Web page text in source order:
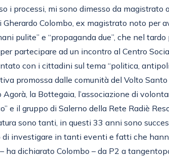
i processi, mi sono dimesso da magistrato
Gherardo Colombo, ex magistrato noto per
pulite” e “propaganda due”, che nel
partecipare ad un incontro al Centro
con i cittadini sul tema “politica,
promossa dalle comunità del Volto
Agorà, la Bottegaia, l’associazione di
e il gruppo di Salerno della Rete Radiè
sono tanti, in questi 33 anni sono
investigare in tanti eventi e fatti che
ha dichiarato Colombo – da P2 a